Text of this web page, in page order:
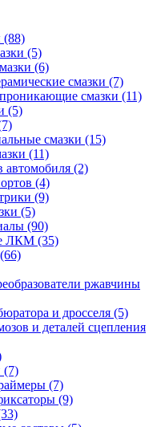
(88)
(5)
(6)
смазки (7)
смазки (11)
(5)
смазки (15)
(11)
автомобиля (2)
(4)
(9)
(5)
(90)
ЛКМ (35)
(66)
ржавчины
и дросселя (5)
и деталей сцепления
(7)
(7)
(9)